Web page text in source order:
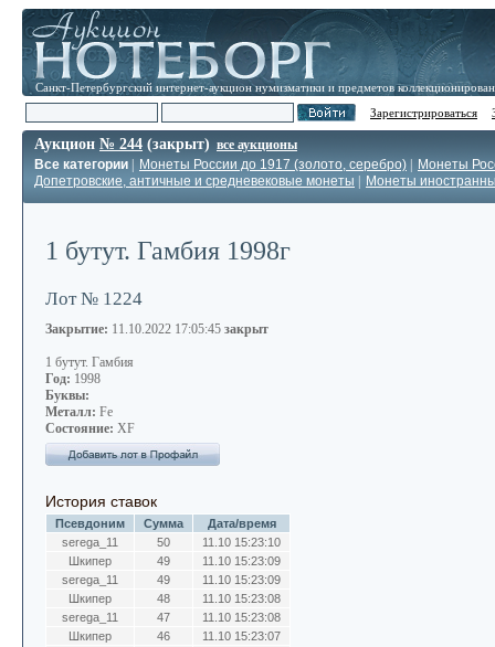
Санкт-Петербургский интернет-аукцион нумизматики и предметов
Зарегистрироваться
Аукцион № 244 (закрыт) все аукционы
Все категории
Монеты России до 1917 (золото, серебро)
Монеты
Допетровские, античные и средневековые монеты
Монеты
1 бутут. Гамбия 1998г
Лот № 1224
Закрытие: 11.10.2022 17:05:45 закрыт
1 бутут. Гамбия
Год: 1998
Буквы:
Металл: Fe
Состояние: XF
История ставок
Псевдоним Сумма
Дата/время
serega_11
50
11.10 15:23:10
Шкипер
49
11.10 15:23:09
serega_11
49
11.10 15:23:09
Шкипер
48
11.10 15:23:08
serega_11
47
11.10 15:23:08
Шкипер
46
11.10 15:23:07